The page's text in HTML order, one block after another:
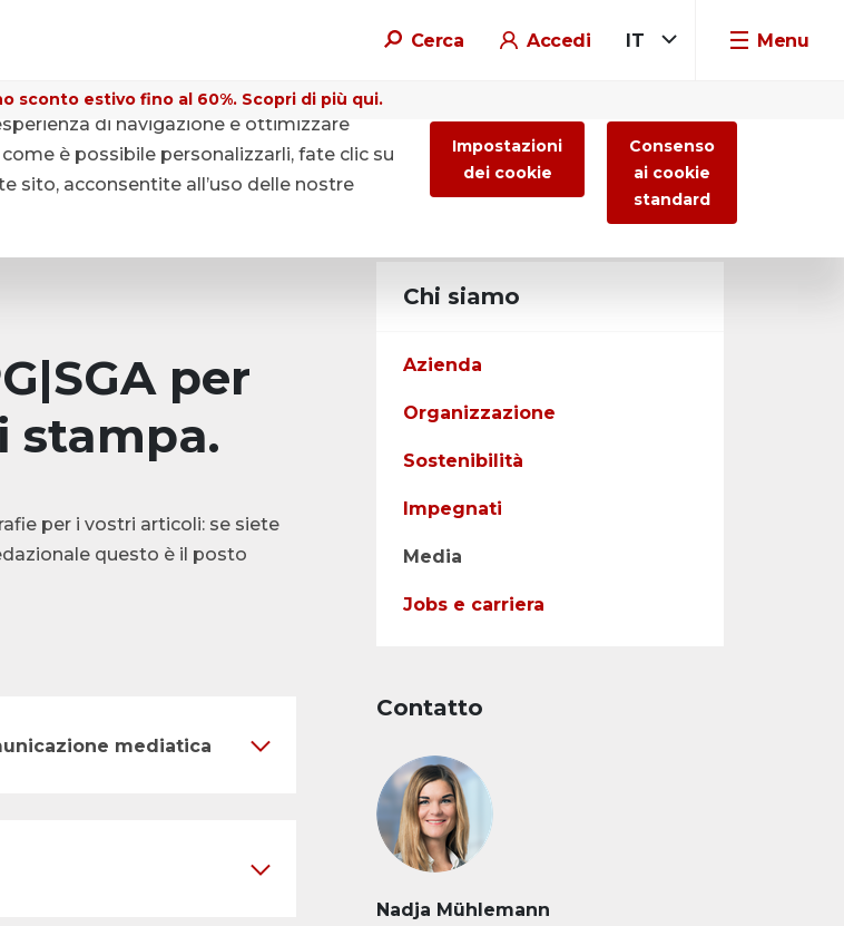
Cerca Accedi IT Menu
sconto estivo fino al 60%. Scopri di più qui.
per
stampa.
per i vostri articoli: se siete
questo è il posto
mediatica
Chi siamo
Azienda
Organizzazione
Sostenibilità
Impegnati
Media
Jobs e carriera
Contatto
Nadja Mühlemann
di navigazione e ottimizzare
è possibile personalizzarli, fate clic su
sito, acconsentite all’uso delle nostre
Impostazioni
dei cookie
Consenso
ai cookie
standard